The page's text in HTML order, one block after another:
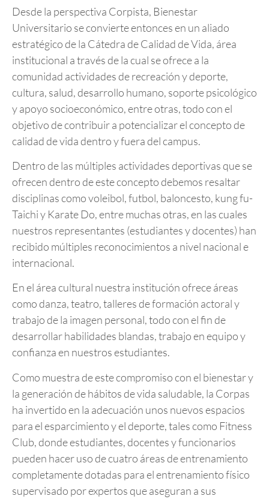
Desde la perspectiva Corpista, Bienestar
Universitario se convierte entonces en un aliado
estratégico de la Cátedra de Calidad de Vida, área
institucional a través de la cual se ofrece a la
comunidad actividades de recreación y deporte,
cultura, salud, desarrollo humano, soporte psicológico
y apoyo socioeconómico, entre otras, todo con el
objetivo de contribuir a potencializar el concepto de
calidad de vida dentro y fuera del campus.
Dentro de las múltiples actividades deportivas que se
ofrecen dentro de este concepto debemos resaltar
disciplinas como voleibol, futbol, baloncesto, kung fu-
Taichi y Karate Do, entre muchas otras, en las cuales
nuestros representantes (estudiantes y docentes) han
recibido múltiples reconocimientos a nivel nacional e
internacional.
En el área cultural nuestra institución ofrece áreas
como danza, teatro, talleres de formación actoral y
trabajo de la imagen personal, todo con el fin de
desarrollar habilidades blandas, trabajo en equipo y
confianza en nuestros estudiantes.
Como muestra de este compromiso con el bienestar y
la generación de hábitos de vida saludable, la Corpas
ha invertido en la adecuación unos nuevos espacios
para el esparcimiento y el deporte, tales como Fitness
Club, donde estudiantes, docentes y funcionarios
pueden hacer uso de cuatro áreas de entrenamiento
completamente dotadas para el entrenamiento físico
supervisado por expertos que aseguran a sus